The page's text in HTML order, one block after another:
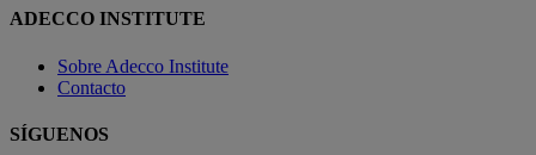
ADECCO INSTITUTE
Sobre Adecco Institute
Contacto
SÍGUENOS